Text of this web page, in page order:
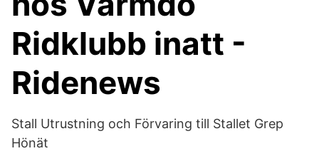
Ridklubb inatt -
Ridenews
Stall Utrustning och Förvaring till Stallet Grep
Hönät